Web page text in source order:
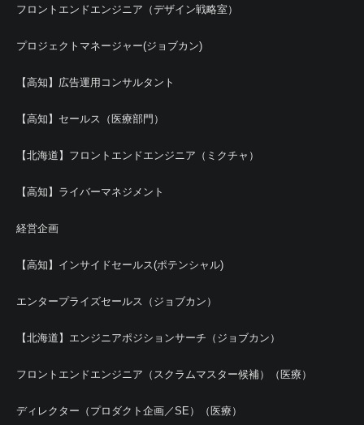
フロントエンドエンジニア（デザイン戦略室）
プロジェクトマネージャー(ジョブカン)
【高知】広告運用コンサルタント
【高知】セールス（医療部門）
【北海道】フロントエンドエンジニア（ミクチャ）
【高知】ライバーマネジメント
経営企画
【高知】インサイドセールス(ポテンシャル)
エンタープライズセールス（ジョブカン）
【北海道】エンジニアポジションサーチ（ジョブカン）
フロントエンドエンジニア（スクラムマスター候補）（医療）
ディレクター（プロダクト企画／SE）（医療）